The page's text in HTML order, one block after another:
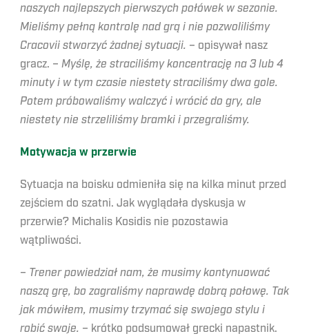
naszych najlepszych pierwszych połówek w sezonie.
Mieliśmy pełną kontrolę nad grą i nie pozwoliliśmy
Cracovii stworzyć żadnej sytuacji. – opisywał nasz
gracz. – Myślę, że straciliśmy koncentrację na 3 lub 4
minuty i w tym czasie niestety straciliśmy dwa gole.
Potem próbowaliśmy walczyć i wrócić do gry, ale
niestety nie strzeliliśmy bramki i przegraliśmy.
Motywacja w przerwie
Sytuacja na boisku odmieniła się na kilka minut przed
zejściem do szatni. Jak wyglądała dyskusja w
przerwie? Michalis Kosidis nie pozostawia
wątpliwości.
– Trener powiedział nam, że musimy kontynuować
naszą grę, bo zagraliśmy naprawdę dobrą połowę. Tak
jak mówiłem, musimy trzymać się swojego stylu i
robić swoje. – krótko podsumował grecki napastnik.